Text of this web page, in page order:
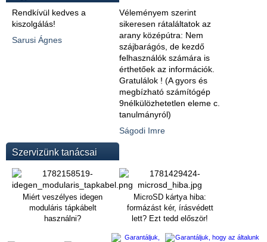
Rendkívül kedves a
kiszolgálás!
Sarusi Ágnes
Véleményem szerint
sikeresen rátaláltatok az
arany középútra: Nem
szájbarágós, de kezdő
felhasználók számára is
érthetőek az információk.
Gratulálok ! (A gyors és
megbízható számítógép
9nélkülözhetetlen eleme c.
tanulmányról)
Ságodi Imre
Szervizünk tanácsai
Miért veszélyes idegen
moduláris tápkábelt
használni?
MicroSD kártya hiba:
formázást kér, írásvédett
lett? Ezt tedd először!